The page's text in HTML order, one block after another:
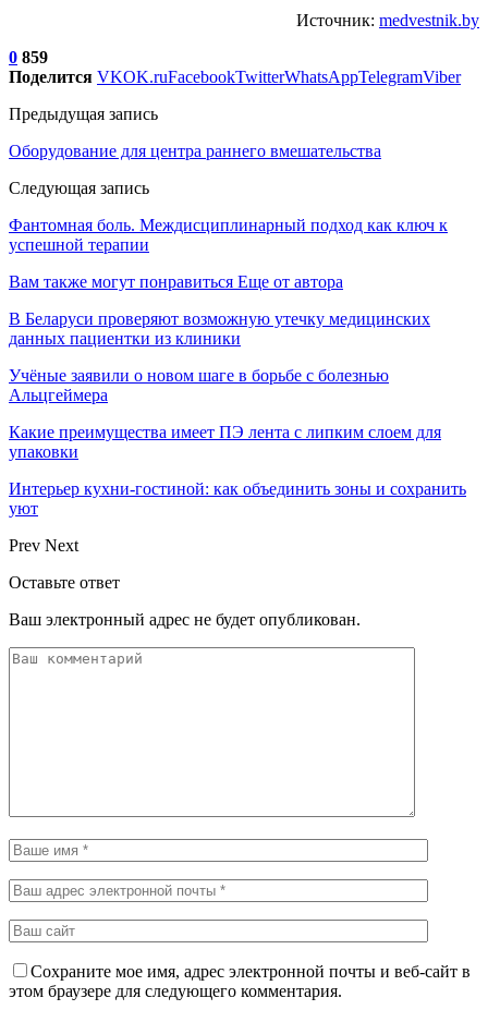
Источник: medvestnik.by
0 859
Поделится VKOK.ruFacebookTwitterWhatsAppTelegramViber
Предыдущая запись
Оборудование для центра раннего вмешательства
Следующая запись
Фантомная боль. Междисциплинарный подход как ключ к
успешной терапии
Вам также могут понравиться Еще от автора
В Беларуси проверяют возможную утечку медицинских
данных пациентки из клиники
Учёные заявили о новом шаге в борьбе с болезнью
Альцгеймера
Какие преимущества имеет ПЭ лента с липким слоем для
упаковки
Интерьер кухни-гостиной: как объединить зоны и сохранить
уют
Prev Next
Оставьте ответ
Ваш электронный адрес не будет опубликован.
Сохраните мое имя, адрес электронной почты и веб-сайт в
этом браузере для следующего комментария.